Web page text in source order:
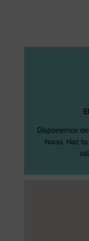
Disponemos
horas. Haz